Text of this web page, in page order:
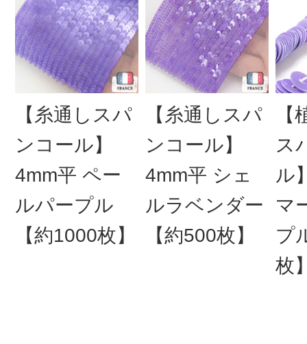
【糸通しスパ
ンコール】
4mm平 ペー
ルパープル
【約1000枚】
【糸通しスパ
ンコール】
4mm平 シェ
ルラベンダー
【約500枚】
ス
ル
マ
プ
枚